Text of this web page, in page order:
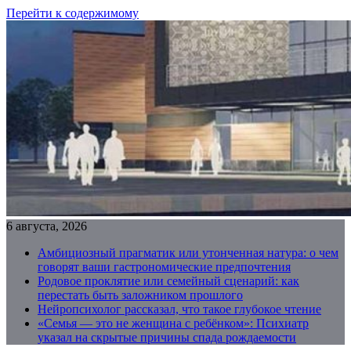
Перейти к содержимому
6 августа, 2026
Амбициозный прагматик или утонченная натура: о чем
говорят ваши гастрономические предпочтения
Родовое проклятие или семейный сценарий: как
перестать быть заложником прошлого
Нейропсихолог рассказал, что такое глубокое чтение
«Семья — это не женщина с ребёнком»: Психиатр
указал на скрытые причины спада рождаемости